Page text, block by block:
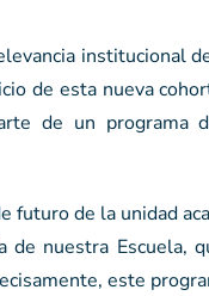
institucional
de esta nueva
de un programa
futuro de la unidad
nuestra Escuela,
este